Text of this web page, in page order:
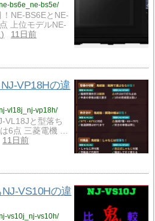
bs6e_ne-bs5e/
NE-BS6EとNE-
上位モデルNE-
11日前
VP18Hの違
vl18j_nj-vp18h/
VL18Jと型落ち
6点 三菱電機 …
11日前
VS10Hの違
vs10j_nj-vs10h/